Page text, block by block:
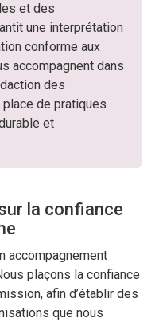
et des
une interprétation
conforme aux
accompagnent dans
des
de pratiques
et
la confiance
accompagnement
plaçons la confiance
afin d’établir des
que nous